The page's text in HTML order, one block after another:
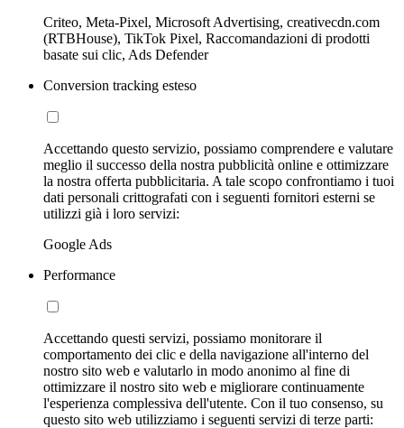
Criteo, Meta-Pixel, Microsoft Advertising, creativecdn.com
(RTBHouse), TikTok Pixel, Raccomandazioni di prodotti
basate sui clic, Ads Defender
Conversion tracking esteso
Accettando questo servizio, possiamo comprendere e valutare
meglio il successo della nostra pubblicità online e ottimizzare
la nostra offerta pubblicitaria. A tale scopo confrontiamo i tuoi
dati personali crittografati con i seguenti fornitori esterni se
utilizzi già i loro servizi:
Google Ads
Performance
Accettando questi servizi, possiamo monitorare il
comportamento dei clic e della navigazione all'interno del
nostro sito web e valutarlo in modo anonimo al fine di
ottimizzare il nostro sito web e migliorare continuamente
l'esperienza complessiva dell'utente. Con il tuo consenso, su
questo sito web utilizziamo i seguenti servizi di terze parti: